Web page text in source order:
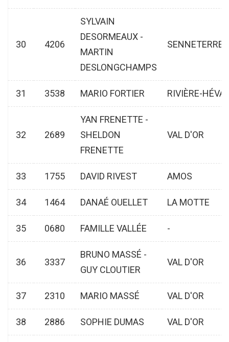
30 4206
SYLVAIN
DESORMEAUX -
MARTIN
DESLONGCHAMPS
SENNETERRE
31 3538 MARIO FORTIER RIVIÈRE-HÉVA
32 2689
YAN FRENETTE -
SHELDON
FRENETTE
VAL D'OR
33 1755 DAVID RIVEST AMOS
34 1464 DANAÉ OUELLET LA MOTTE
35 0680 FAMILLE VALLÉE -
36 3337
BRUNO MASSÉ -
GUY CLOUTIER
VAL D'OR
37 2310 MARIO MASSÉ VAL D'OR
38 2886 SOPHIE DUMAS VAL D'OR